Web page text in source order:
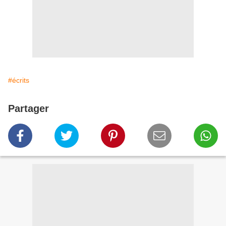
#écrits
Partager